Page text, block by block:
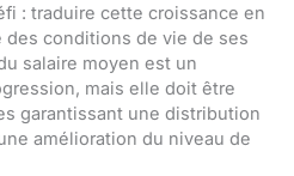
: traduire cette croissance en
conditions de vie de ses
salaire moyen est un
mais elle doit être
garantissant une distribution
amélioration du niveau de